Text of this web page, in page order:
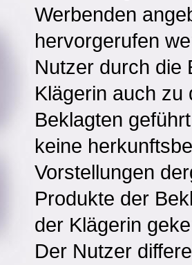
Werbenden
hervorgerufen
Nutzer durch die
Klägerin auch zu
Beklagten
keine
Vorstellungen
Produkte der
der Klägerin
Der Nutzer